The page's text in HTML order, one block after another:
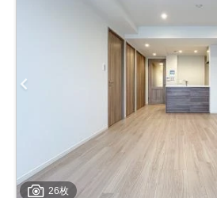
26枚